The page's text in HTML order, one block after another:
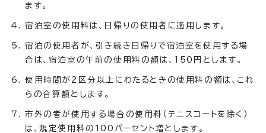
ます。
宿泊室の使用料は、日帰りの使用者に適用します。
宿泊の使用者が、引き続き日帰りで宿泊室を使用する場
合は、宿泊室の午前の使用料の額は、150円とします。
使用時間が2区分以上にわたるときの使用料の額は、これ
らの合算額とします。
市外の者が使用する場合の使用料（テニスコートを除く）
は、規定使用料の100パーセント増とします。